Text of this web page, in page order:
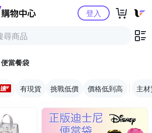
Yahoo購物中心登入
便當餐袋
有現貨 挑戰低價 價格低到高 主